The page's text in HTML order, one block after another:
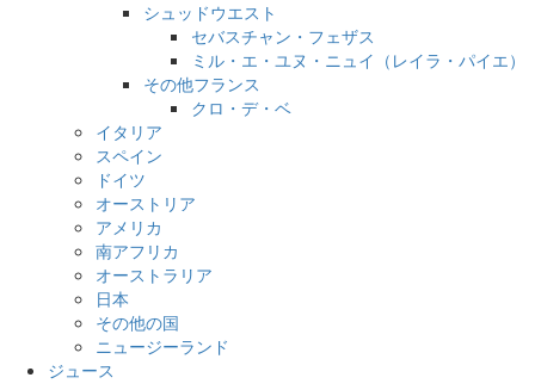
シュッドウエスト
セバスチャン・フェザス
ミル・エ・ユヌ・ニュイ（レイラ・パイエ）
その他フランス
クロ・デ・ベ
イタリア
スペイン
ドイツ
オーストリア
アメリカ
南アフリカ
オーストラリア
日本
その他の国
ニュージーランド
ジュース